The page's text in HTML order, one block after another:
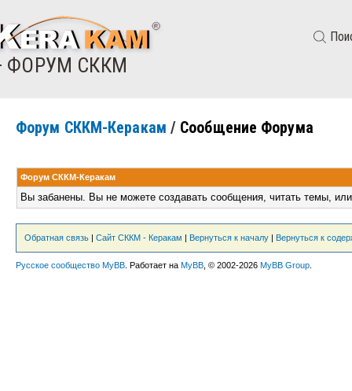
ФОРУМ СККМ
Форум СККМ-Керакам / Сообщение Форума
Форум СККМ-Керакам
Вы забанены. Вы не можете создавать сообщения, читать темы,
Обратная связь | Сайт СККМ - Керакам | Вернуться к началу | Вернуться к
Русское сообщество MyBB . Работает на MyBB , © 2002-2026 MyBB Group